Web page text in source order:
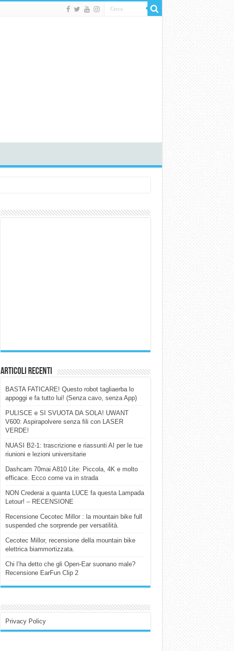
Articoli Recenti
BASTA FATICARE! Questo robot tagliaerba lo
appoggi e fa tutto lui! (Senza cavo, senza App)
PULISCE e SI SVUOTA DA SOLA! UWANT
V600: Aspirapolvere senza fili con LASER
VERDE!
NUASI B2-1: trascrizione e riassunti AI per le tue
riunioni e lezioni universitarie
Dashcam 70mai A810 Lite: Piccola, 4K e molto
efficace. Ecco come va in strada
NON Crederai a quanta LUCE fa questa Lampada
Letour! – RECENSIONE
Recensione Cecotec Millor : la mountain bike full
suspended che sorprende per versatilità.
Cecotec Millor, recensione della mountain bike
elettrica biammortizzata.
Chi l’ha detto che gli Open-Ear suonano male?
Recensione EarFun Clip 2
Privacy Policy